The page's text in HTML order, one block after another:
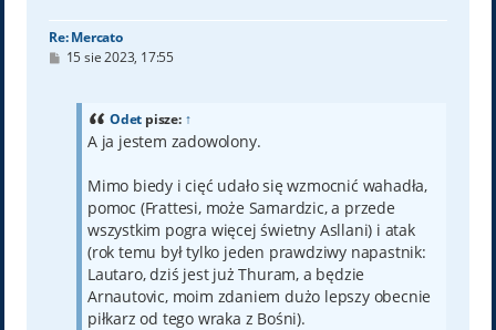
Re: Mercato
P15 sie 2023, 17:55
Odet pisze: ↑
A ja jestem zadowolony.
Mimo biedy i cięć udało się wzmocnić wahadła,
pomoc (Frattesi, może Samardzic, a przede
wszystkim pogra więcej świetny Asllani) i atak
(rok temu był tylko jeden prawdziwy napastnik:
Lautaro, dziś jest już Thuram, a będzie
Arnautovic, moim zdaniem dużo lepszy obecnie
piłkarz od tego wraka z Bośni).